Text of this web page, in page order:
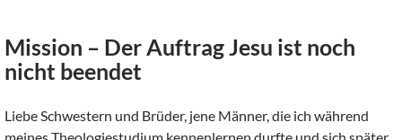
Mission – Der Auftrag Jesu ist noch
nicht beendet
Liebe Schwestern und Brüder, jene Männer, die ich während